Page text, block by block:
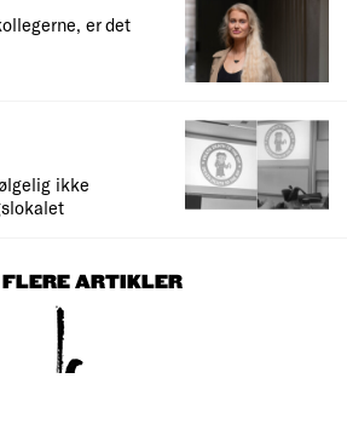
er det
ikke
FLERE ARTIKLER